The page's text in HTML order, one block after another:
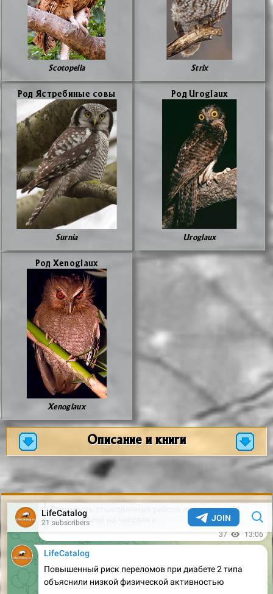
Scotopelia Strix
Род Яст­ре­би­ные со­вы
Surnia
Род Uroglaux
Uroglaux
Род Xenoglaux
Xenoglaux
Описание и книги